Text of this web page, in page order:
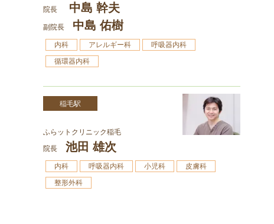
院長
中島 幹夫
副院長 中島 佑樹
内科 アレルギー科
呼吸器内科
循環器内科
稲毛駅
ふらットクリニック稲毛
院長
池田 雄次
内科 呼吸器内科 小児科
皮膚科
整形外科